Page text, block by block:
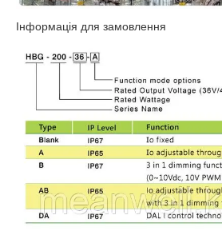
Інформація для замовлення